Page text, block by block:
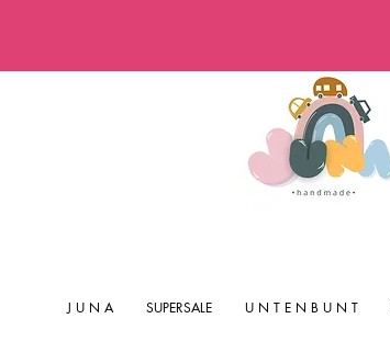
J U N A SUPERSALE U N T E N B U N T